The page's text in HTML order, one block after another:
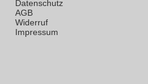
Datenschutz
AGB
Widerruf
Impressum